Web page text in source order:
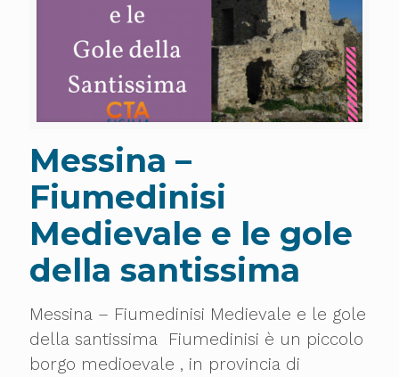
Messina –
Fiumedinisi
Medievale e le gole
della santissima
Messina – Fiumedinisi Medievale e le gole
della santissima Fiumedinisi è un piccolo
borgo medioevale , in provincia di